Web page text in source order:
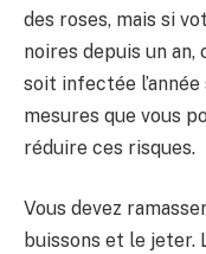
des roses, mais si
noires depuis un an,
soit infectée
mesures que vous
réduire ces risques.
Vous devez
buissons et le jeter.